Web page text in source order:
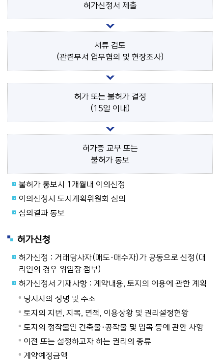
허가신청서 제출
서류 검토
(관련부서 업무협의 및 현장조사)
허가 또는 불허가 결정
(15일 이내)
허가증 교부 또는
불허가 통보
불허가 통보시 1개월내 이의신청
이의신청시 도시계획위원회 심의
심의결과 통보
허가신청
허가신청 : 거래당사자(매도·매수자)가 공동으로 신청(대
리인의 경우 위임장 첨부)
허가신청서 기재사항 : 계약내용, 토지의 이용에 관한 계획
당사자의 성명 및 주소
토지의 지번, 지목, 면적, 이용상황 및 권리설정현황
토지의 정착물인 건축물·공작물 및 입목 등에 관한 사항
이전 또는 설정하고자 하는 권리의 종류
계약예정금액